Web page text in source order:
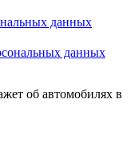
данных
данных
об автомобилях в